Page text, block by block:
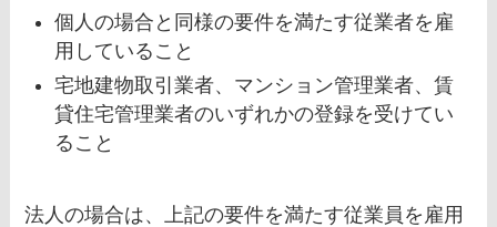
個人の場合と同様の要件を満たす従業者を雇
用していること
宅地建物取引業者、マンション管理業者、賃
貸住宅管理業者のいずれかの登録を受けてい
ること
法人の場合は、上記の要件を満たす従業員を雇用